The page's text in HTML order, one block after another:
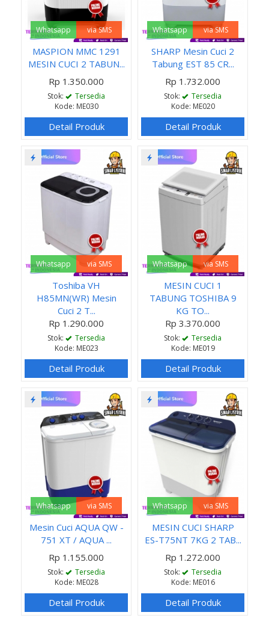
Whatsapp via SMS
MASPION MMC 1291
MESIN CUCI 2 TABUN...
Rp 1.350.000
Stok:
Tersedia
Kode: ME030
Detail Produk
Whatsapp via SMS
SHARP Mesin Cuci 2
Tabung EST 85 CR...
Rp 1.732.000
Stok:
Tersedia
Kode: ME020
Detail Produk
Whatsapp via SMS
Toshiba VH
H85MN(WR) Mesin
Cuci 2 T...
Rp 1.290.000
Stok:
Tersedia
Kode: ME023
Detail Produk
Whatsapp via SMS
MESIN CUCI 1
TABUNG TOSHIBA 9
KG TO...
Rp 3.370.000
Stok:
Tersedia
Kode: ME019
Detail Produk
Whatsapp via SMS
Mesin Cuci AQUA QW -
751 XT / AQUA ...
Rp 1.155.000
Stok:
Tersedia
Kode: ME028
Detail Produk
Whatsapp via SMS
MESIN CUCI SHARP
ES-T75NT 7KG 2 TAB...
Rp 1.272.000
Stok:
Tersedia
Kode: ME016
Detail Produk